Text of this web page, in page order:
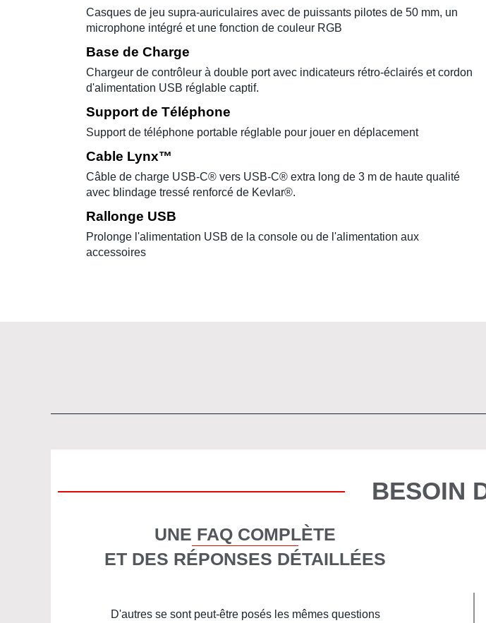
Casques de jeu supra-auriculaires avec de puissants pilotes de 50 mm, un
microphone intégré et une fonction de couleur RGB
Base de Charge
Chargeur de contrôleur à double port avec indicateurs rétro-éclairés et cordon
d'alimentation USB réglable captif.
Support de Téléphone
Support de téléphone portable réglable pour jouer en déplacement
Cable Lynx™
Câble de charge USB-C® vers USB-C® extra long de 3 m de haute qualité
avec blindage tressé renforcé de Kevlar®.
Rallonge USB
Prolonge l'alimentation USB de la console ou de l'alimentation aux
accessoires
BESOIN
UNE FAQ COMPLÈTE
ET DES RÉPONSES DÉTAILLÉES
D'autres se sont peut-être posés les mêmes questions